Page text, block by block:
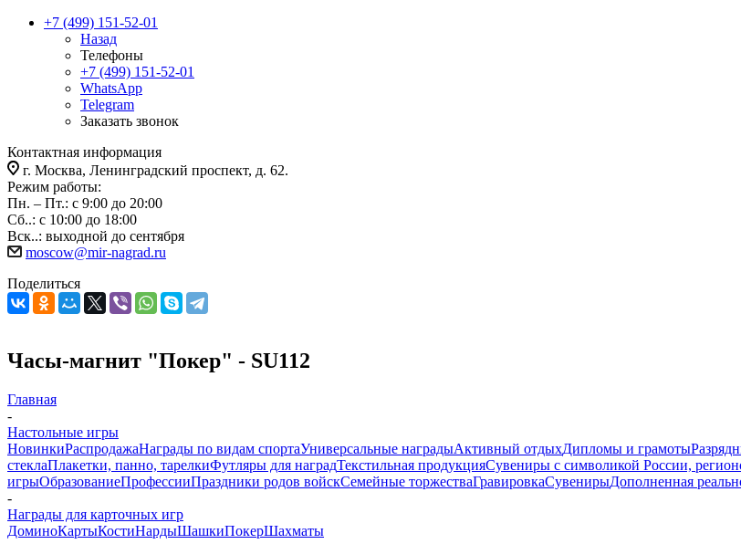
+7 (499) 151-52-01
Назад
Телефоны
+7 (499) 151-52-01
WhatsApp
Telegram
Заказать звонок
Контактная информация
г. Москва, Ленинградский проспект, д. 62.
Режим работы:
Пн. – Пт.: с 9:00 до 20:00
Сб..: с 10:00 до 18:00
Вск..: выходной до сентября
moscow@mir-nagrad.ru
Поделиться
Часы-магнит "Покер" - SU112
Главная
-
Настольные игры
НовинкиРаспродажаНаграды по видам спортаУниверсальные наградыАктивный отдыхДипломы и грамоты
стеклаПлакетки, панно, тарелкиФутляры для наградТекстильная продукцияСувениры с символикой России,
игрыОбразованиеПрофессииПраздники родов войскСемейные торжестваГравировкаСувенирыДополненная
-
Награды для карточных игр
ДоминоКартыКостиНардыШашкиПокерШахматы